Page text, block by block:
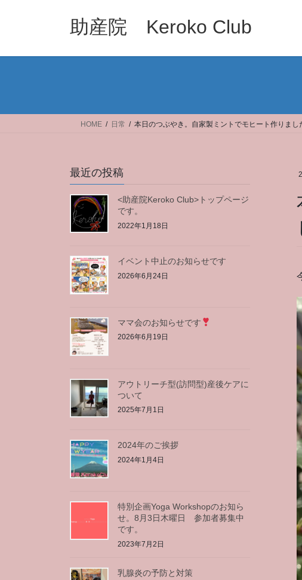
助産院 Keroko Club
HOME 日常 本日のつぶやき。自家製ミントでモヒート作りまし
最近の投稿
<助産院Keroko Club>トップページ
です。
2022年1月18日
イベント中止のお知らせです
2026年6月24日
ママ会のお知らせです
2026年6月19日
アウトリーチ型(訪問型)産後ケアに
ついて
2025年7月1日
2024年のご挨拶
2024年1月4日
特別企画Yoga Workshopのお知ら
せ。8月3日木曜日 参加者募集中
です。
2023年7月2日
乳腺炎の予防と対策